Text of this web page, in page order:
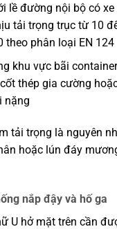
lề đường nội bộ có
tải trọng trục từ 10
theo phân loại EN 124
khu vực bãi
thép gia cường
nặng
tải trọng là nguyên
hoặc lún đáy
nắp đậy và hố ga
U hở mặt trên cần